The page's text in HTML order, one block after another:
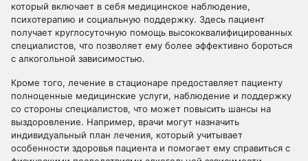
который включает в себя медицинское наблюдение,
психотерапию и социальную поддержку. Здесь пациент
получает круглосуточную помощь высококвалифицированных
специалистов, что позволяет ему более эффективно бороться
с алкогольной зависимостью.
Кроме того, лечение в стационаре предоставляет пациенту
полноценные медицинские услуги, наблюдение и поддержку
со стороны специалистов, что может повысить шансы на
выздоровление. Например, врачи могут назначить
индивидуальный план лечения, который учитывает
особенности здоровья пациента и помогает ему справиться с